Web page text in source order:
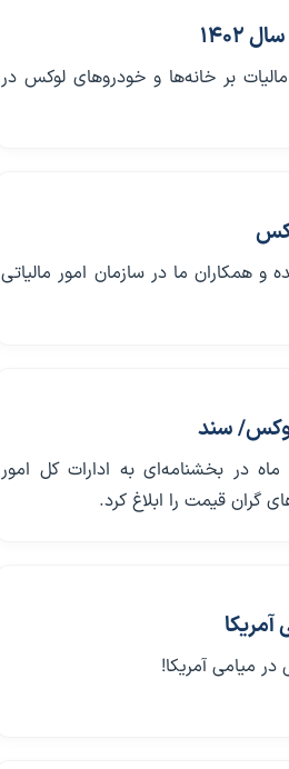
تلفیق لایحه بودجه ۱۴۰۲ نرخ مالیات بر خانه‌ها و خودروهای لوکس در
شده و همکاران ما در سازمان امور مالیاتی
سند
در بخشنامه‌ای به ادارات کل امور
گران قیمت را ابلاغ کرد.
میامی آمریکا!